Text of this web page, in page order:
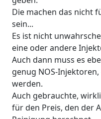
Die machen das nicht
sein...
Es ist nicht
eine oder andere
Auch dann muss es
genug NOS-
werden.
Auch gebrauchte,
für den Preis, den der